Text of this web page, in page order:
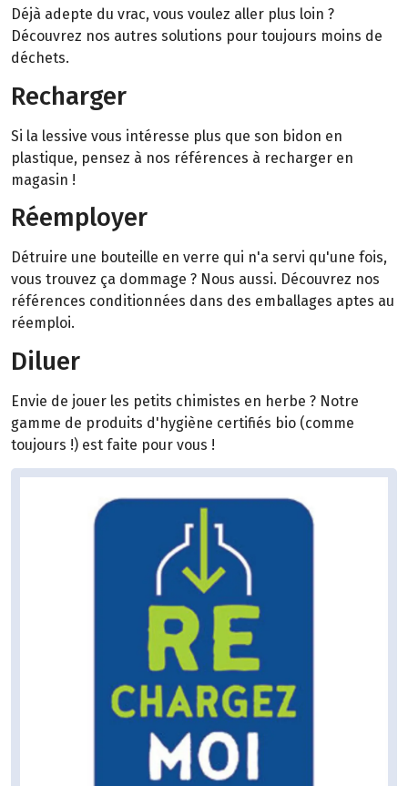
Déjà adepte du vrac, vous voulez aller plus loin ?
Découvrez nos autres solutions pour toujours moins de
déchets.
Recharger
Si la lessive vous intéresse plus que son bidon en
plastique, pensez à nos références à recharger en
magasin !
Réemployer
Détruire une bouteille en verre qui n'a servi qu'une fois,
vous trouvez ça dommage ? Nous aussi. Découvrez nos
références conditionnées dans des emballages aptes au
réemploi.
Diluer
Envie de jouer les petits chimistes en herbe ? Notre
gamme de produits d'hygiène certifiés bio (comme
toujours !) est faite pour vous !